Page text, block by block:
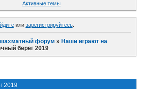
Активные темы
или зарегистрируйтесь.
форум »Наши играют на
берег 2019
2019